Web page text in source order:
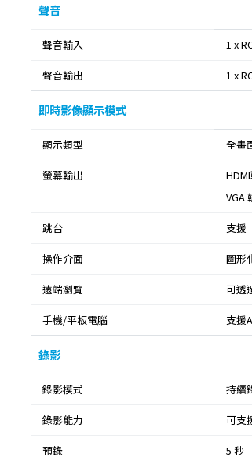
聲音
聲音輸入 1 x
聲音輸出 1 x
即時影像顯示模式
顯示類型 全畫
螢幕輸出
VGA
跳台 支援
操作介面 圖形
遠端瀏覽 可透
手機/平板電腦 支援
錄影
錄影模式 持續
錄影能力 可支
預錄 5 秒